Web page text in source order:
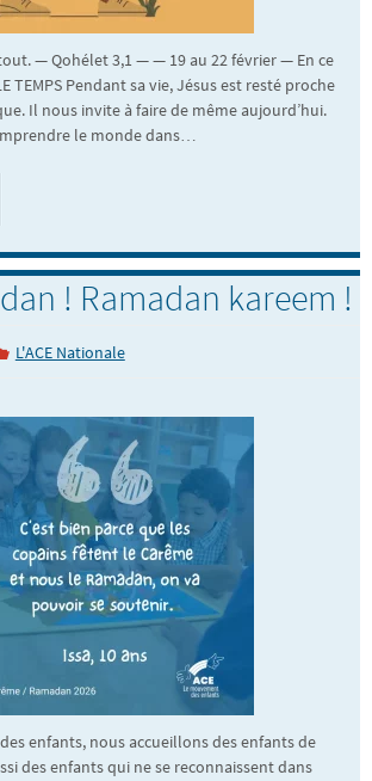
— Qohélet 3,1 — — 19 au 22 février — En ce
TEMPS Pendant sa vie, Jésus est resté proche
Il nous invite à faire de même aujourd’hui.
le monde dans…
! Ramadan kareem !
L'ACE Nationale
enfants, nous accueillons des enfants de
des enfants qui ne se reconnaissent dans